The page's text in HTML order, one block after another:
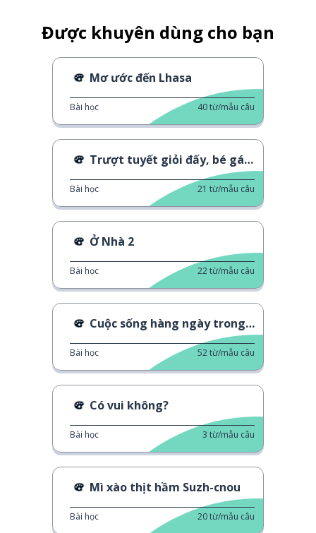
Được khuyên dùng cho bạn
Mơ ước đến Lhasa
Bài học 40từ/mẫu câu
Trượt tuyết giỏi đấy, bé gái à!
Bài học 21 từ/mẫu câu
Ở Nhà 2
Bài học 22từ/mẫu câu
Cuộc sống hàng ngày trong dịp Tết Xuân
Bài học 52từ/mẫu câu
Có vui không?
Bài học 3 từ/mẫu câu
Mì xào thịt hầm Suzh-cnou
Bài học 20từ/mẫu câu